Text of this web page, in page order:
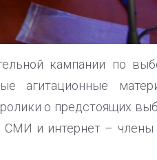
кампании по
агитационные
о предстоящих
СМИ и интернет –